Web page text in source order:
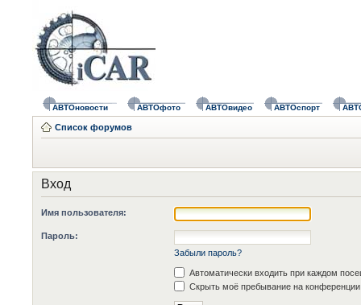
АВТОновости АВТОфото АВТОвидео АВТОспорт
Список форумов
Вход
Имя пользователя:
Пароль:
Забыли пароль?
Автоматически входить при каждом
Скрыть моё пребывание на конференции